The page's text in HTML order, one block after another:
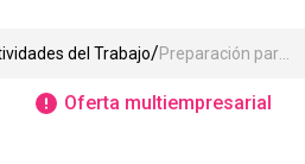
del Trabajo
Oferta multiempresarial